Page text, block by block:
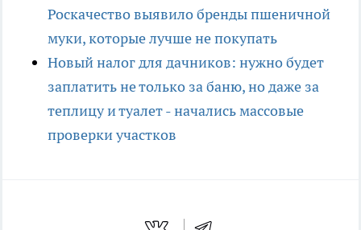
Роскачество выявило бренды пшеничной
муки, которые лучше не покупать
Новый налог для дачников: нужно будет
заплатить не только за баню, но даже за
теплицу и туалет - начались массовые
проверки участков